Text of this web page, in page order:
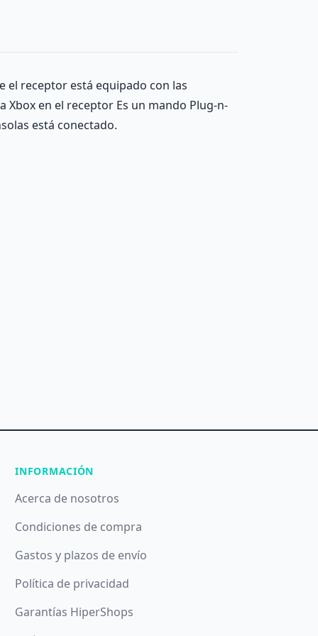
el receptor está equipado con las
Xbox en el receptor Es un mando Plug-n-
está conectado.
INFORMACIÓN
Acerca de nosotros
Condiciones de compra
Gastos y plazos de envío
Política de privacidad
Garantías HiperShops